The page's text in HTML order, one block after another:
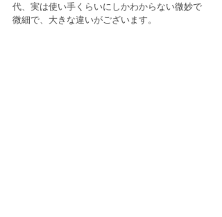
代、実は使い手くらいにしかわからない微妙で
微細で、大きな違いがございます。